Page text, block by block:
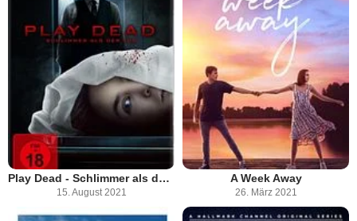
Play Dead - Schlimmer als der Tod
15. August 2021
A Week Away
26. März 2021